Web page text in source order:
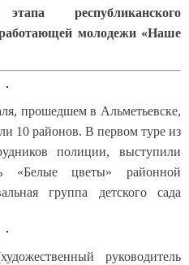
республиканского
работающей молодежи «Наше
прошедшем в Альметьевске,
10 районов. В первом туре из
полиции, выступили
«Белые цветы» районной
группа детского сада
руководитель